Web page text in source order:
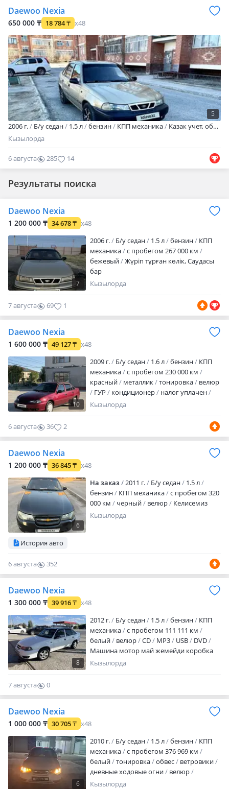
Daewoo Nexia
650 000 ₸ 18 784₸ x48
5
2006 г. Б/у седан 1.5 л бензин КПП механика
Казак учет, обьем 1.5, 8-клапан. Сауда шамалы
Кызылорда
6 августа 285 14
Результаты поиска
Daewoo Nexia
1 200 000 ₸ 34 678₸ x48
7
2006 г. Б/у седан 1.5 л бензин
КПП
механика
с пробегом 267 000 км
бежевый
Жүріп тұрған көлік, Саудасы
бар
Кызылорда
7 августа 69 1
Daewoo Nexia
1 600 000 ₸ 49 127₸ x48
10
2009 г. Б/у седан 1.6 л бензин
КПП
механика
с пробегом 230 000 км
красный
металлик тонировка
велюр
ГУР
кондиционер
налог уплачен
вложений не требует
орнатылған 120мынга Салон тап таза.
Кузов садақ болп тур. Сауда бар жігіттер
Кызылорда
6 августа 36 2
Daewoo Nexia
1 200 000 ₸ 36 845₸ x48
6
На заказ 2011 г. Б/у седан
1.5 л
бензин
КПП механика
с пробегом 320
000 км
черный велюр
Келисемиз
Кызылорда
История авто
6 августа
352
0
Daewoo Nexia
1 300 000 ₸ 39 916₸ x48
8
2012 г. Б/у седан 1.5 л бензин
КПП
механика
с пробегом 111 111 км
белый
велюр CD MP3 USB
DVD
Машина мотор май жемейди коробка
жаксы тусип тур он жак есигин
айтып нал осындай берем дал казир
койындар бари бир алмайсындар
боска бир Бирмиздин уакытымызд…
Кызылорда
7 августа
0
0
Daewoo Nexia
1 000 000 ₸ 30 705₸ x48
6
2010 г. Б/у седан 1.5 л бензин
КПП
механика
с пробегом 376 969 км
белый
тонировка обвес
ветровики
дневные ходовые огни
велюр
аудиосистема
Кызылорда